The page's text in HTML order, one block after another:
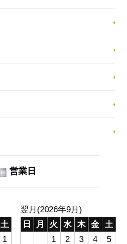
営業日
土
1
翌月(2026年9月)
日
月 火 水 木 金
土
1
2 3 4
5